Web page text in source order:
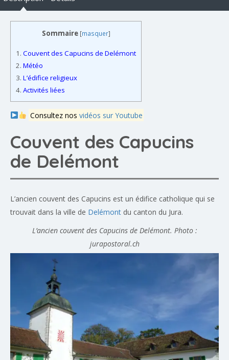
Sommaire [masquer]
1. Couvent des Capucins de Delémont
2. Météo
3. L’édifice religieux
4. Activités liées
Consultez nos vidéos sur Youtube
Couvent des Capucins
de Delémont
L’ancien couvent des Capucins est un édifice catholique qui se
trouvait dans la ville de Delémont du canton du Jura.
L’ancien couvent des Capucins de Delémont. Photo :
jurapostoral.ch